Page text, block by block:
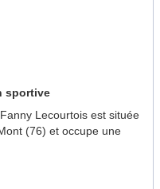
sportive
Lecourtois est située
(76) et occupe une